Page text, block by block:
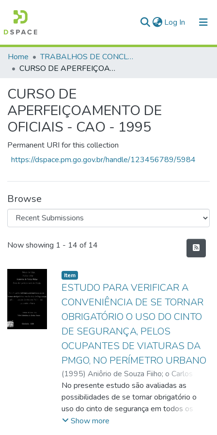
Log In (current)
Communities & Collections
All of DSpace
Statistics
Home
TRABALHOS DE CONCLUSÃO DE CURSO - CAO (CURSO DE APERFEIÇOAMENTO DE OFICIAIS)
CURSO DE APERFEIÇOAMENTO DE OFICIAIS - CAO - 1995
CURSO DE
APERFEIÇOAMENTO DE
OFICIAIS - CAO - 1995
Permanent URI for this collection
https://dspace.pm.go.gov.br/handle/123456789/5984
Browse
Recent Submissions
Now showing 1 - 14 of 14
Item
ESTUDO PARA VERIFICAR A
CONVENIÊNCIA DE SE TORNAR
OBRIGATÓRIO O USO DO CINTO
DE SEGURANÇA, PELOS
OCUPANTES DE VIATURAS DA
PMGO, NO PERÍMETRO URBANO
(1995) Aniôrio de Souza Fiiho; o Carlos
Guttembarg de Cliveira
No presente estudo são avaliadas as
possibilidades de se tornar obrigatório o
uso do cinto de segurança em todos os
deslocamentos, nas viaturas policiais da
Show more